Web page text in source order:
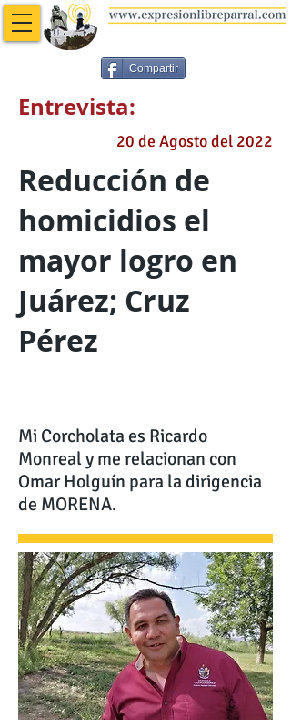
Compartir
Entrevista:
20 de Agosto del 2022
Reducción de
homicidios el
mayor logro en
Juárez; Cruz
Pérez
Mi Corcholata es Ricardo
Monreal y me relacionan con
Omar Holguín para la dirigencia
de MORENA.